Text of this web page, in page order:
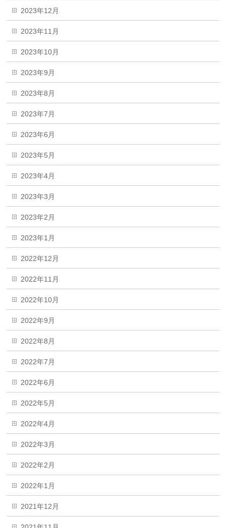
2023年12月
2023年11月
2023年10月
2023年9月
2023年8月
2023年7月
2023年6月
2023年5月
2023年4月
2023年3月
2023年2月
2023年1月
2022年12月
2022年11月
2022年10月
2022年9月
2022年8月
2022年7月
2022年6月
2022年5月
2022年4月
2022年3月
2022年2月
2022年1月
2021年12月